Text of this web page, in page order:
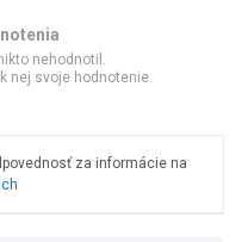
nehodnotil.
nej svoje hodnotenie.
za informácie na